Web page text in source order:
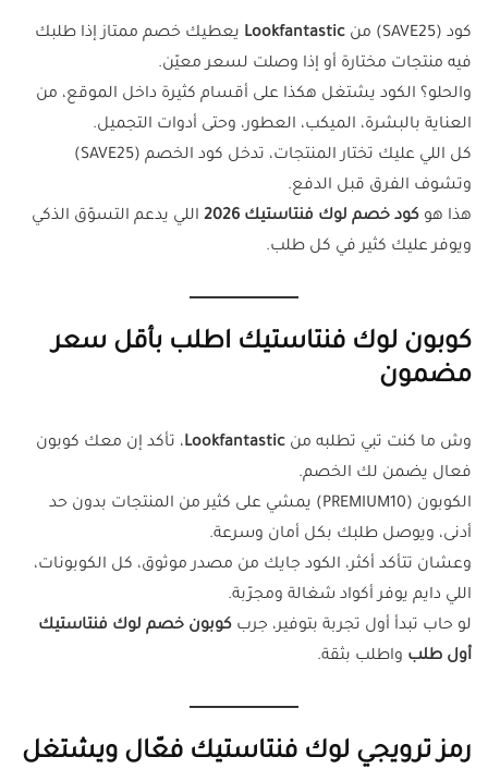
كود (SAVE25) من Lookfantastic يعطيك خصم ممتاز إذا طلبك
فيه منتجات مختارة أو إذا وصلت لسعر معيّن.
والحلو؟ الكود يشتغل هكذا على أقسام كثيرة داخل الموقع، من
العناية بالبشرة، الميكب، العطور، وحتى أدوات التجميل.
كل اللي عليك تختار المنتجات، تدخل كود الخصم (SAVE25)
وتشوف الفرق قبل الدفع.
هذا هو كود خصم لوك فنتاستيك 2026
اللي يدعم التسوّق الذكي
ويوفر عليك كثير في كل طلب.
كوبون لوك فنتاستيك اطلب بأقل سعر
مضمون
وش ما كنت تبي تطلبه من Lookfantastic، تأكد إن معك كوبون
فعال يضمن لك الخصم.
الكوبون (PREMIUM10) يمشي على كثير من المنتجات بدون حد
أدنى، ويوصل طلبك بكل أمان وسرعة.
وعشان تتأكد أكثر، الكود جايك من مصدر موثوق، كل الكوبونات،
اللي دايم يوفر أكواد شغالة ومجرّبة.
لو حاب تبدأ أول تجربة بتوفير، جرب كوبون خصم لوك فنتاستيك
أول طلب واطلب بثقة.
رمز ترويجي لوك فنتاستيك فعّال ويشتغل